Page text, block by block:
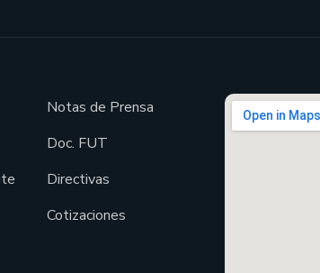
Notas de Prensa
Doc. FUT
Directivas
Cotizaciones